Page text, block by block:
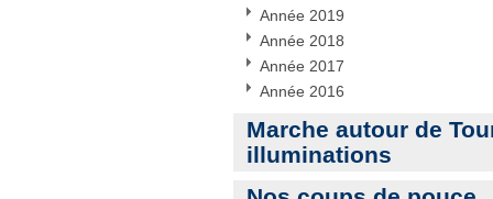
Année 2019
Année 2018
Année 2017
Année 2016
Marche autour de
illuminations